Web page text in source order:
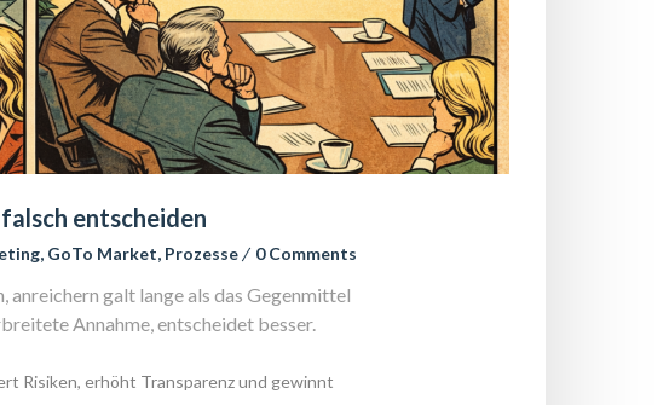
entscheiden
, GoTo Market, Prozesse 0 Comment
anreichern galt lange als das Gegenmittel
Annahme, entscheidet besser.
Risiken, erhöht Transparenz und gewinnt